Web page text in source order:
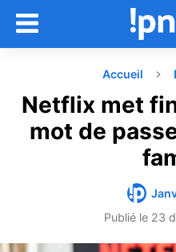
Accueil
Netflix met
mot de
Publié le 23